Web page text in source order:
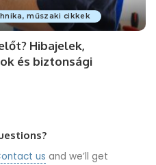
műszaki cikkek
Hibajelek,
és biztonsági
us and we’ll get